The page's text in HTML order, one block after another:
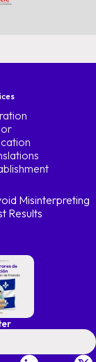
Misinterpreting
Results